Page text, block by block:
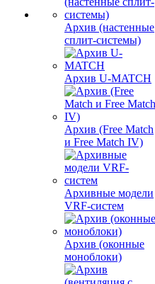
Архив (настенные
сплит-системы)
Архив U-MATCH
Архив (Free Match
и Free Match IV)
Архивные модели
VRF-систем
Архив (оконные
моноблоки)